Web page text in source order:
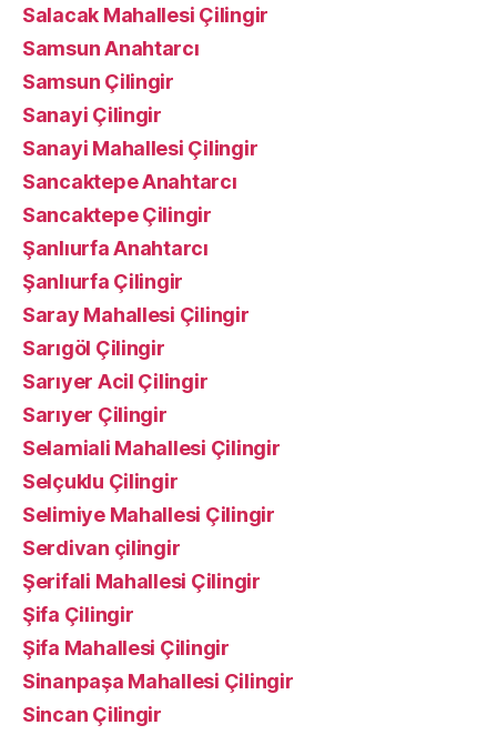
Salacak Mahallesi Çilingir
Samsun Anahtarcı
Samsun Çilingir
Sanayi Çilingir
Sanayi Mahallesi Çilingir
Sancaktepe Anahtarcı
Sancaktepe Çilingir
Şanlıurfa Anahtarcı
Şanlıurfa Çilingir
Saray Mahallesi Çilingir
Sarıgöl Çilingir
Sarıyer Acil Çilingir
Sarıyer Çilingir
Selamiali Mahallesi Çilingir
Selçuklu Çilingir
Selimiye Mahallesi Çilingir
Serdivan çilingir
Şerifali Mahallesi Çilingir
Şifa Çilingir
Şifa Mahallesi Çilingir
Sinanpaşa Mahallesi Çilingir
Sincan Çilingir